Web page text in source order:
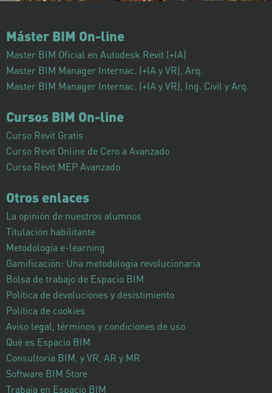
Máster BIM On-line
Master BIM Oficial en Autodesk Revit (+IA)
Master BIM Manager Internac. (+IA y VR), Arq.
Master BIM Manager Internac. (+IA y VR), Ing. Civil y Arq.
Cursos BIM On-line
Curso Revit Gratis
Curso Revit Online de Cero a Avanzado
Curso Revit MEP Avanzado
Otros enlaces
La opinión de nuestros alumnos
Titulación habilitante
Metodología e-learning
Gamificación: Una metodología revolucionaria
Bolsa de trabajo de Espacio BIM
Política de devoluciones y desistimiento
Política de cookies
Aviso legal, términos y condiciones de uso
Qué es Espacio BIM
Consultoría BIM, y VR, AR y MR
Software BIM Store
Trabaja en Espacio BIM